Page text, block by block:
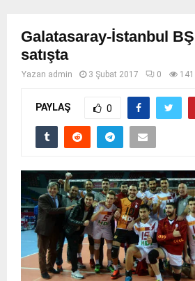
Galatasaray-İstanbul
satışta
Yazan admin 3 Şubat 2017 0 141
PAYLAŞ 0